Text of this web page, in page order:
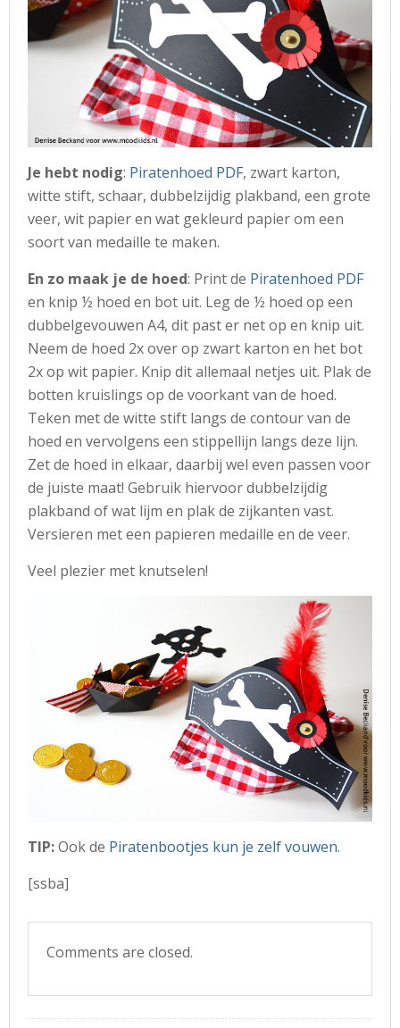
Je hebt nodig: Piratenhoed PDF, zwart karton,
witte stift, schaar, dubbelzijdig plakband, een grote
veer, wit papier en wat gekleurd papier om een
soort van medaille te maken.
En zo maak je de hoed: Print de Piratenhoed PDF
en knip ½ hoed en bot uit. Leg de ½ hoed op een
dubbelgevouwen A4, dit past er net op en knip uit.
Neem de hoed 2x over op zwart karton en het bot
2x op wit papier. Knip dit allemaal netjes uit. Plak de
botten kruislings op de voorkant van de hoed.
Teken met de witte stift langs de contour van de
hoed en vervolgens een stippellijn langs deze lijn.
Zet de hoed in elkaar, daarbij wel even passen voor
de juiste maat! Gebruik hiervoor dubbelzijdig
plakband of wat lijm en plak de zijkanten vast.
Versieren met een papieren medaille en de veer.
Veel plezier met knutselen!
TIP:Ook de Piratenbootjes kun je zelf vouwen.
[ssba]
Comments are closed.